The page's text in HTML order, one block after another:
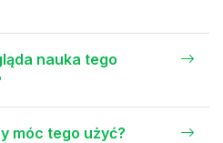
nauka tego
móc tego użyć?